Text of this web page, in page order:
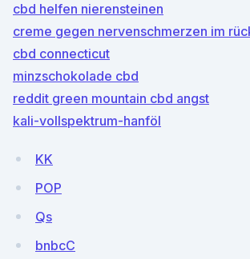
cbd helfen nierensteinen
creme gegen nervenschmerzen im
cbd connecticut
minzschokolade cbd
reddit green mountain cbd angst
kali-vollspektrum-hanföl
KK
POP
Qs
bnbcC